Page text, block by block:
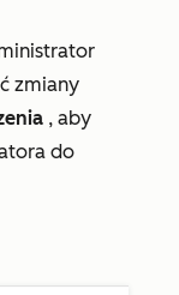
zmiany
, aby
do